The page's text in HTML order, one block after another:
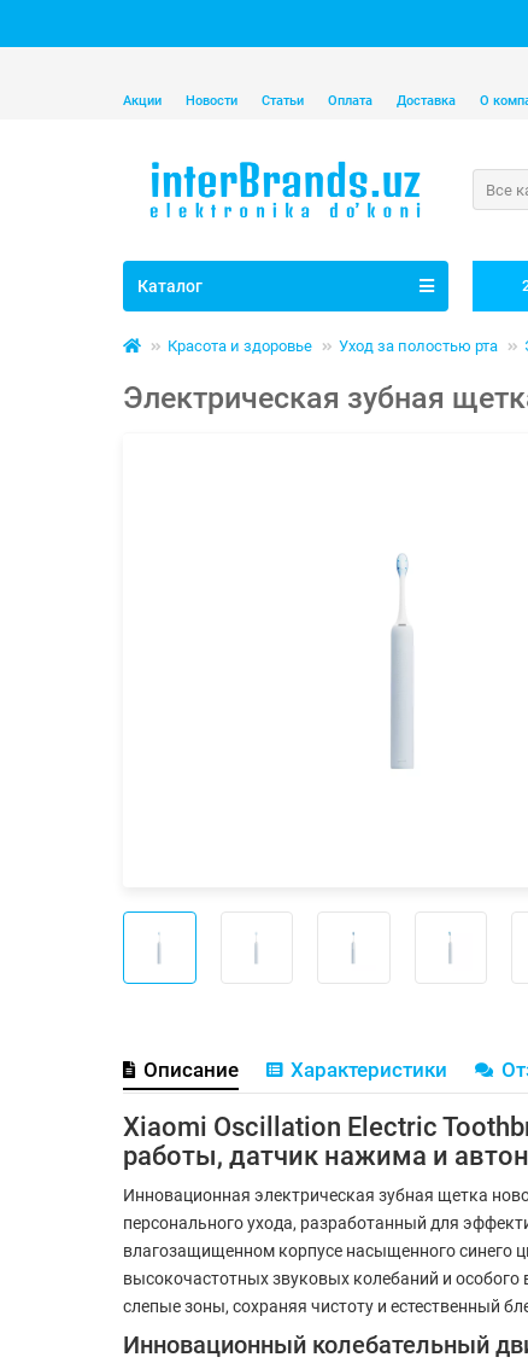
Акции Новости Статьи Оплата Доставка О
Все
Каталог
Красота и здоровье Уход за полостью рта
Электрическая зубная
Описание Характеристики
Xiaomi Oscillation Electric
работы, датчик нажима и
Инновационная электрическая зубная щетка
персонального ухода, разработанный для
влагозащищенном корпусе насыщенного синего
высокочастотных звуковых колебаний и
слепые зоны, сохраняя чистоту и естественный
Инновационный колебательный